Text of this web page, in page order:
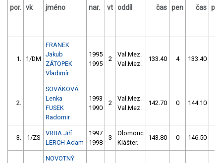
por. vk jméno nar. vt oddíl čas pen čas
1. 1/DM
FRANEK
Jakub
ZÁTOPEK
Vladimír
1995
1995
2
Val.Mez.
Val.Mez.
133.40 4 133.40
2.
SOVÁKOVÁ
Lenka
FUSEK
Radomir
1993
1990
2
Val.Mez.
Val.Mez.
142.70 0 144.10
3. 1/ZS
VRBA Jiří
LERCH Adam
1997
1998
3
Olomouc
Klášter.
143.80 0 146.50
NOVOTNÝ